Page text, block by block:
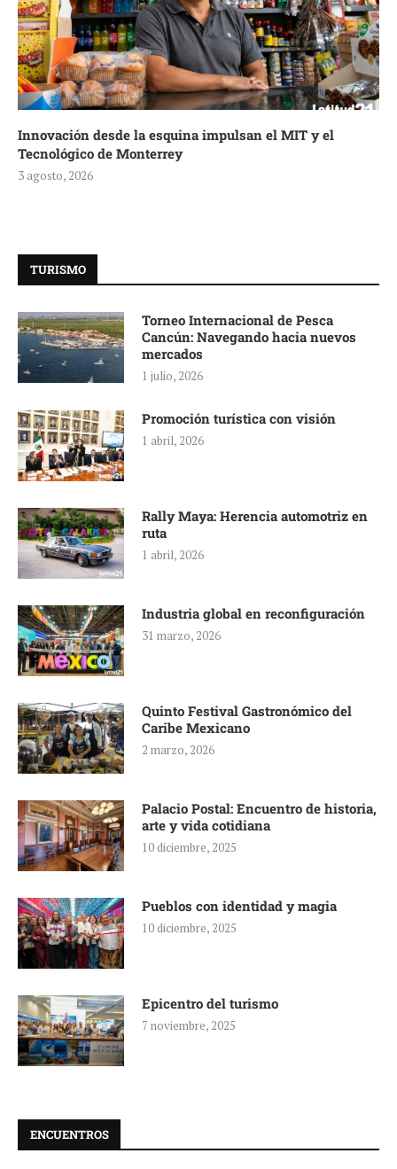
Innovación desde la esquina impulsan el MIT y el
Tecnológico de Monterrey
3 agosto, 2026
TURISMO
Torneo Internacional de Pesca
Cancún: Navegando hacia nuevos
mercados
1 julio, 2026
Promoción turística con visión
1 abril, 2026
Rally Maya: Herencia automotriz en
ruta
1 abril, 2026
Industria global en reconfiguración
31 marzo, 2026
Quinto Festival Gastronómico del
Caribe Mexicano
2 marzo, 2026
Palacio Postal: Encuentro de historia,
arte y vida cotidiana
10 diciembre, 2025
Pueblos con identidad y magia
10 diciembre, 2025
Epicentro del turismo
7 noviembre, 2025
ENCUENTROS